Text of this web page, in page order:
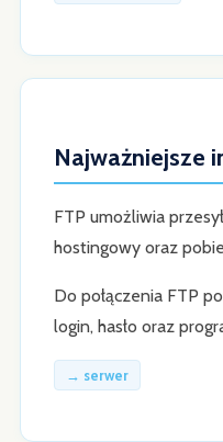
Najważniejsze
FTP umożliwia
hostingowy oraz
Do połączenia FTP
login, hasło oraz
→ serwer